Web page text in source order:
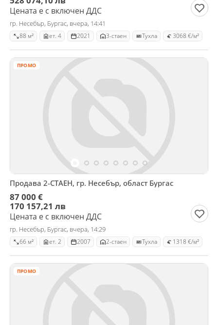
Цената е с включен ДДС
гр. Несебър, Бургас, вчера, 14:41
88 м² ет. 4 2021 3-стаен Тухла 3068 €/м²
ПРОМО
Продава 2-СТАЕН, гр. Несебър, област Бургас
87 000 €
170 157,21 лв
Цената е с включен ДДС
гр. Несебър, Бургас, вчера, 14:29
66 м² ет. 2 2007 2-стаен Тухла 1318 €/м²
ПРОМО